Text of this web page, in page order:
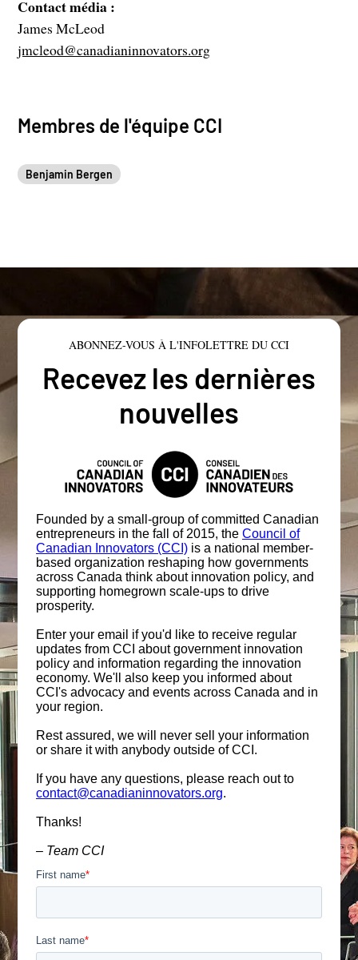
Contact média :
James McLeod
jmcleod@canadianinnovators.org
Membres de l'équipe CCI
Benjamin Bergen
ABONNEZ-VOUS À L'INFOLETTRE DU CCI
Recevez les dernières
nouvelles